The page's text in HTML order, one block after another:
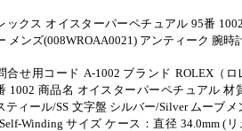
ックス オイスターパーペチュアル 95番
メンズ(008WROAA0021) アンティーク 腕時
合せ用コード A-1002 ブランド ROLEX（ロ
1002 商品名 オイスターパーペチュアル 材
ティール/SS 文字盤 シルバー/Silver ムーブメ
Winding サイズ ケース：直径 34.0mm (リ